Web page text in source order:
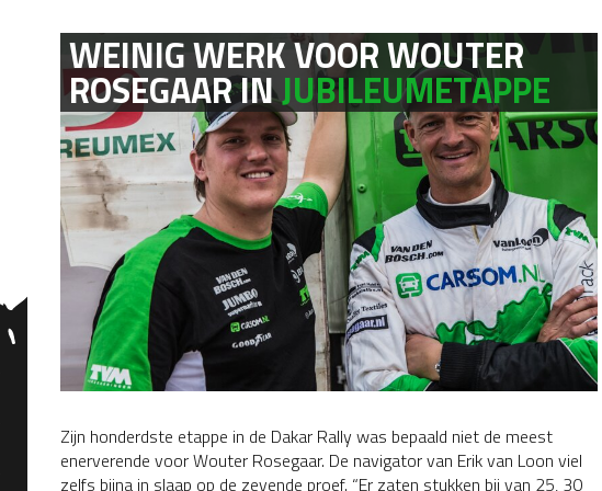
WEINIG WERK VOOR WOUTER
ROSEGAAR INJUBILEUMETAPPE
Zijn honderdste etappe in de Dakar Rally was bepaald niet de meest
enerverende voor Wouter Rosegaar. De navigator van Erik van Loon viel
zelfs bijna in slaap op de zevende proef. “Er zaten stukken bij van 25, 30